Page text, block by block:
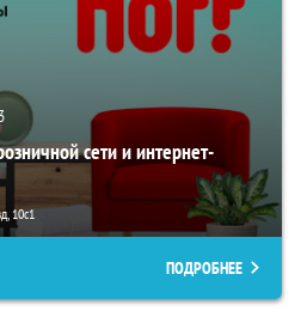
сети и интернет-
10с1
ПОДРОБНЕЕ